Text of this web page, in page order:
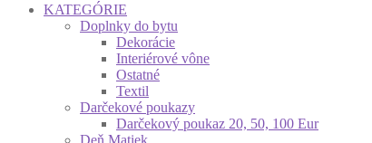
KATEGÓRIE
Doplnky do bytu
Dekorácie
Interiérové vône
Ostatné
Textil
Darčekové poukazy
Darčekový poukaz 20, 50, 100 Eur
Deň Matiek